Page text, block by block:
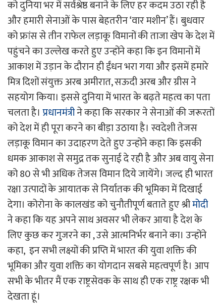
को दुनिया भर में सर्वश्रेष्ठ बनाने के लिए हर कदम उठा रही है
और हमारी सेनाओं के पास बेहतरीन ‘वार मशीन’ हैं। बुधवार
को फ्रांस से तीन राफेल लड़ाकू विमानों की ताजा खेप के देश में
पहुंचने का उल्लेख करते हुए उन्होंने कहा कि इन विमानों में
आकाश में उड़ान के दौरान ही ईंधन भरा गया और इसमें हमारे
मित्र दिशों संयुक्त अरब अमीरात, सऊदी अरब और ग्रीस ने
सहयोग किया। इससे दुनिया में भारत के बढ़ते महत्व का पता
चलता है। प्रधानमंत्रीने कहा कि सरकार ने सेनाओं की जरूरतों
को देश में ही पूरा करने का बीड़ा उठाया है। स्वदेशी तेजस
लड़ाकू विमान का उदाहरण देते हुए उन्होंने कहा कि इसकी
धमक आकाश से समुद्र तक सुनाई दे रही है और अब वायु सेना
को 80 से भी अधिक तेजस विमान दिये जायेंगे। जल्द ही भारत
रक्षा उत्पादों के आयातक से निर्यातक की भूमिका में दिखाई
देगा। कोरोना के कालखंड को चुनौतीपूर्ण बताते हुए श्रीमोदी
ने कहा कि यह अपने साथ अवसर भी लेकर आया है देश के
लिए कुछ कर गुजरने का , उसे आत्मनिर्भर बनाने का। उन्होंने
कहा, इन सभी लक्ष्यों की प्रप्ति में भारत की युवा शक्ति की
भूमिका और युवा शक्ति का योगदान सबसे महत्वपूर्ण है। आप
सभी के भीतर मैं एक राष्ट्रसेवक के साथ ही एक राष्ट्र रक्षक भी
देखता हूं।